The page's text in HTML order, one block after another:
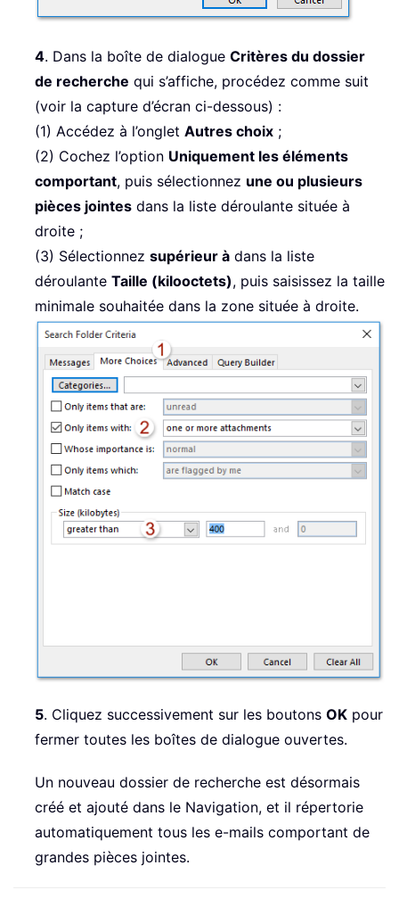
4. Dans la boîte de dialogue Critères du dossier
de recherche qui s’affiche, procédez comme suit
(voir la capture d’écran ci-dessous) :
(1) Accédez à l’onglet Autres choix ;
(2) Cochez l’option Uniquement les éléments
comportant, puis sélectionnez une ou plusieurs
pièces jointes dans la liste déroulante située à
droite ;
(3) Sélectionnez supérieur à dans la liste
déroulante Taille (kilooctets), puis saisissez la taille
minimale souhaitée dans la zone située à droite.
5. Cliquez successivement sur les boutons OK pour
fermer toutes les boîtes de dialogue ouvertes.
Un nouveau dossier de recherche est désormais
créé et ajouté dans le Navigation, et il répertorie
automatiquement tous les e-mails comportant de
grandes pièces jointes.